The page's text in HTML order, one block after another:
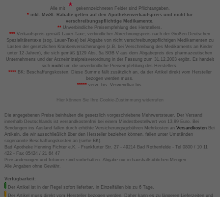
Alle mit
gekennzeichneten Felder sind Pflichtangaben.
*inkl. MwSt. Rabatte gelten auf den Apothekenverkaufspreis und nicht für
verschreibungspflichtige Medikamente.
** Unverbindliche Preisempfehlung des Herstellers.
*** Verkaufspreis gemäß Lauer-Taxe; verbindlicher Abrechnungspreis nach der Großen Deutschen
Spezialitätentaxe (sog. Lauer-Taxe) bei Abgabe von nicht verschreibungspflichtigen Medikamenten zu
Lasten der gesetzlichen Krankenversicherungen (z.B. bei Verschreibung des Medikaments an Kinder
unter 12 Jahren), die sich gemäß §129 Abs. 5a SGB V aus dem Abgabepreis des pharmazeutischen
Unternehmens und der Arzneimittelpreisverordnung in der Fassung zum 31.12.2003 ergibt. Es handelt
sich nicht um die unverbindliche Preisempfehlung des Herstellers.
****BK: Beschaffungskosten. Diese Summe fällt zusätzlich an, da der Artikel direkt vom Hersteller
bezogen werden muss.
*****verw. bis: Verwendbar bis.
Hier können Sie Ihre Cookie-Zustimmung widerrufen
Die angegebenen Preise beinhalten die gesetzlich vorgeschriebene Mehrwertsteuer. Der Versand
innerhalb Deutschlands ist versandkostenfrei bei einem Mindestbestellwert von 13,99 Euro. Bei
Sendungen ins Ausland fallen durch erhöhte Versicherungsgebühren Mehrkosten an VersandkostenBei
Artikeln, die wir ausschließlich über den Hersteller beziehen können, fallen unter Umständen
sogenannte Beschaffungskosten an (siehe BK).
Bad Apotheke Henning Fichter e.K. - Frankfurter Str. 27 - 49214 Bad Rothenfelde - Tel 0800 / 10 11
422 - Fax 05424 / 21 64 47
Preisänderungen und Irrtümer sind vorbehalten. Abgabe nur in haushaltsüblichen Mengen.
Alle Angaben ohne Gewähr.
Verfügbarkeit:
Der Artikel ist in der Regel sofort lieferbar, in Einzelfällen bis zu 6 Tage.
Der Artikel muss direkt vom Hersteller bezogen werden. Daher kann es zu längeren Lieferzeiten und